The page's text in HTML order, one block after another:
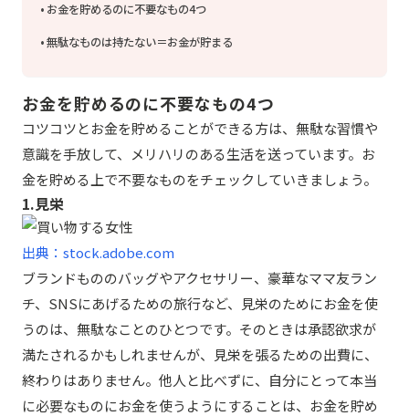
お金を貯めるのに不要なもの4つ
無駄なものは持たない＝お金が貯まる
お金を貯めるのに不要なもの4つ
コツコツとお金を貯めることができる方は、無駄な習慣や
意識を手放して、メリハリのある生活を送っています。お
金を貯める上で不要なものをチェックしていきましょう。
1.見栄
出典：stock.adobe.com
ブランドもののバッグやアクセサリー、豪華なママ友ラン
チ、SNSにあげるための旅行など、見栄のためにお金を使
うのは、無駄なことのひとつです。そのときは承認欲求が
満たされるかもしれませんが、見栄を張るための出費に、
終わりはありません。他人と比べずに、自分にとって本当
に必要なものにお金を使うようにすることは、お金を貯め